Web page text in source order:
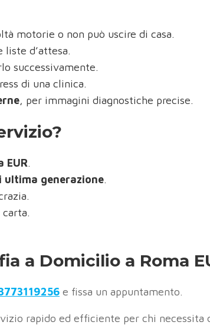
motorie o non può uscire di casa.
liste d’attesa.
successivamente.
di una clinica.
, per immagini diagnostiche precise.
EUR.
ultima generazione.
a Domicilio a Roma
e fissa un appuntamento.
rapido ed efficiente per chi necessita